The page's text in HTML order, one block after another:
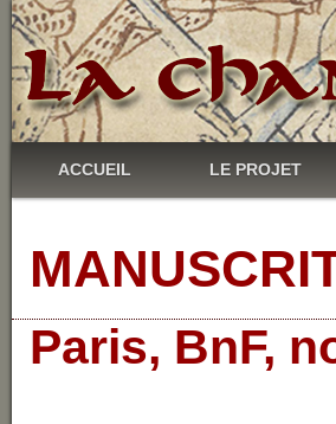
ACCUEIL LE PROJET
Paris, BnF,